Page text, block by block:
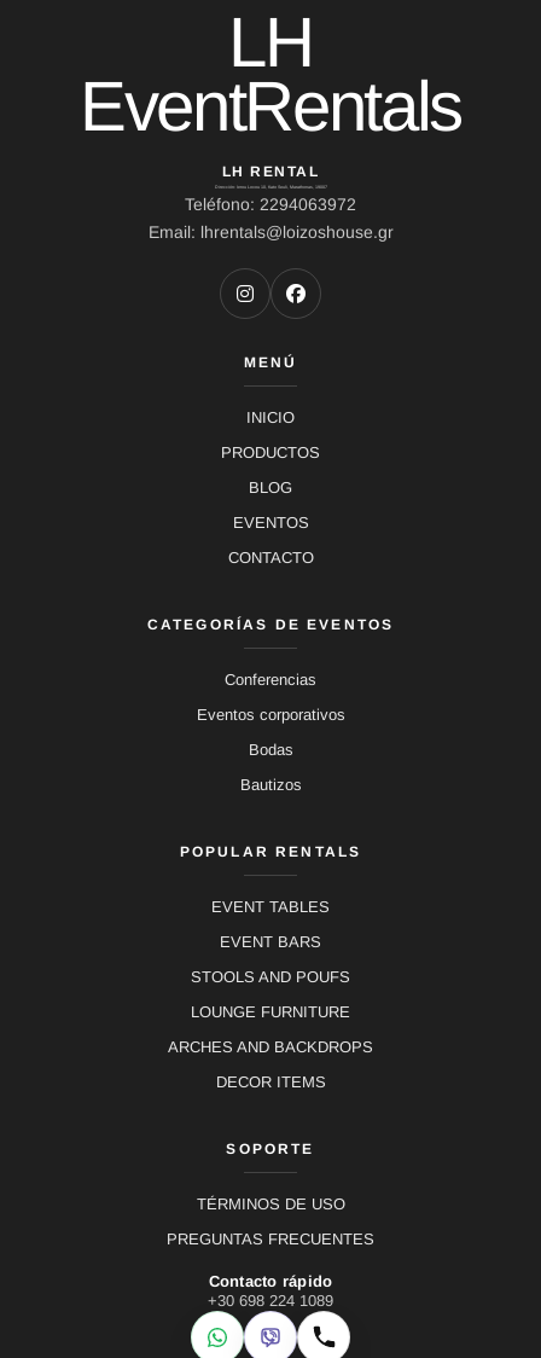
LH
EventRentals
LH RENTAL
Dirección: Ierou Loxou 10, Kato Souli, Marathonas, 19007
Teléfono: 2294063972
Email: lhrentals@loizoshouse.gr
MENÚ
INICIO
PRODUCTOS
BLOG
EVENTOS
CONTACTO
CATEGORÍAS DE EVENTOS
Conferencias
Eventos corporativos
Bodas
Bautizos
POPULAR RENTALS
EVENT TABLES
EVENT BARS
STOOLS AND POUFS
LOUNGE FURNITURE
ARCHES AND BACKDROPS
DECOR ITEMS
SOPORTE
TÉRMINOS DE USO
PREGUNTAS FRECUENTES
Contacto rápido
+30 698 224 1089
WhatsApp
Viber Llamar